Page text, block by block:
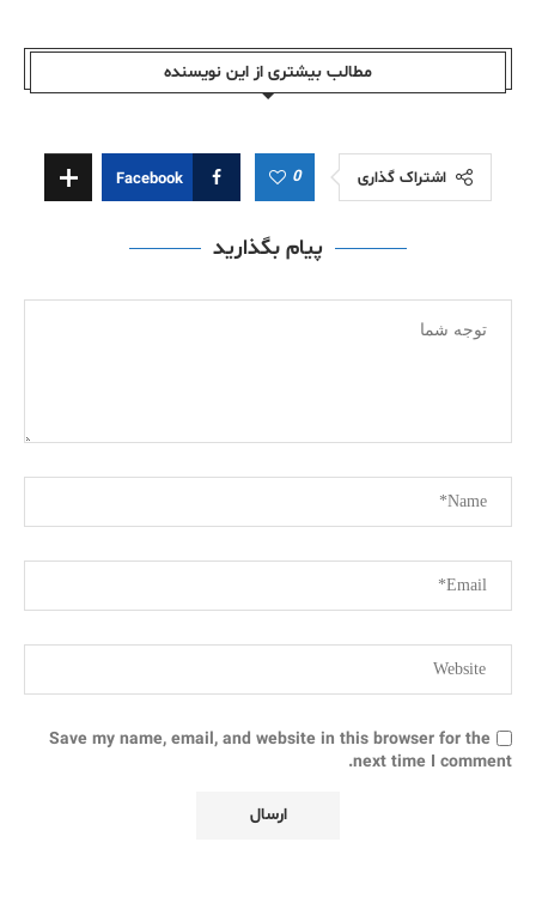
مطالب بیشتری از این نویسندە
اشتراک گذاری 0
Facebook
پیام بگذارید
Save my name, email, and website in this browser for the
next time I comment.